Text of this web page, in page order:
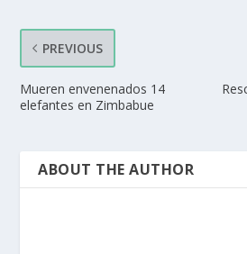
PREVIOUS
Mueren envenenados 14
elefantes en Zimbabue
ABOUT THE AUTHOR